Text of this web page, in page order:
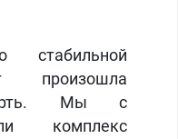
произошла
Мы с
комплекс